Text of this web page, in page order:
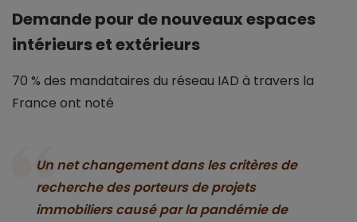
Demande pour de nouveaux espaces
intérieurs et extérieurs
70 % des mandataires du réseau IAD à travers la
France ont noté
Un net changement dans les critères de
recherche des porteurs de projets
immobiliers causé par la pandémie de